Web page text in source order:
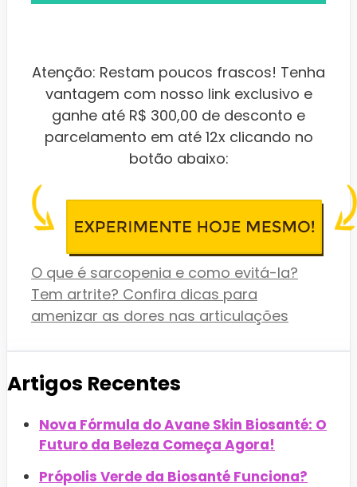
Atenção: Restam poucos frascos! Tenha
vantagem com nosso link exclusivo e
ganhe até R$ 300,00 de desconto e
parcelamento em até 12x clicando no
botão abaixo:
O que é sarcopenia e como evitá-la?
Tem artrite? Confira dicas para
amenizar as dores nas articulações
Artigos Recentes
Nova Fórmula do Avane Skin Biosanté: O
Futuro da Beleza Começa Agora!
Própolis Verde da Biosanté Funciona?